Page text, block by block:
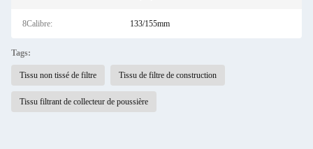
8Calibre: 133/155mm
Tags:
Tissu non tissé de filtre Tissu de filtre de construction
Tissu filtrant de collecteur de poussière